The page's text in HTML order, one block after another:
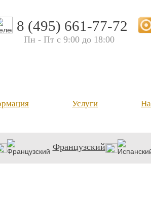
8 (495) 661-77-72
Пн - Пт с 9:00 до 18:00
Услуги
Французский